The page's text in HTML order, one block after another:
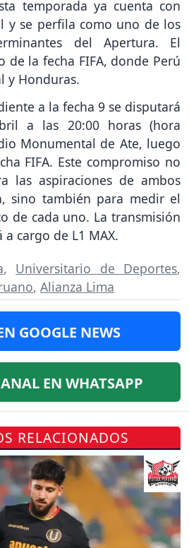
temporada ya cuenta con
y se perfila como uno de los
del Apertura. El
de la fecha FIFA, donde Perú
y Honduras.
a la fecha 9 se disputará
a las 20:00 horas (hora
Monumental de Ate, luego
FIFA. Este compromiso no
las aspiraciones de ambos
sino también para medir el
de cada uno. La transmisión
cargo de L1 MAX.
, Universitario de Deportes,
, Alianza Lima
GOOGLE NEWS
EN WHATSAPP
RELACIONADOS